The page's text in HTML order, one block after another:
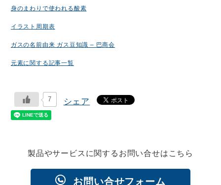
身のまわりで使われる酸素
イラスト周期表
ガスの名前由来 ガス豆知識 – 巴商会
元素に関する記事一覧
7 シェア
製品やサービスに関するお問い合せはこちら
お問い合せフォーム